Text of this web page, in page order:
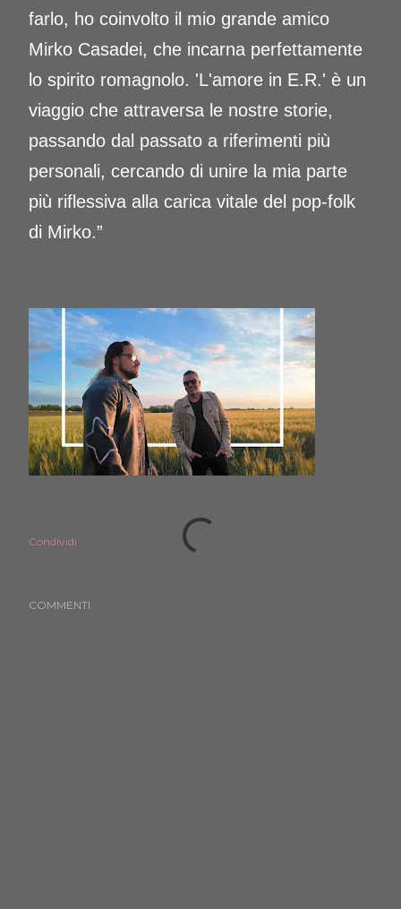
farlo, ho coinvolto il mio grande amico
Mirko Casadei, che incarna perfettamente
lo spirito romagnolo. 'L'amore in E.R.' è un
viaggio che attraversa le nostre storie,
passando dal passato a riferimenti più
personali, cercando di unire la mia parte
più riflessiva alla carica vitale del pop-folk
di Mirko.”
Condividi
COMMENTI